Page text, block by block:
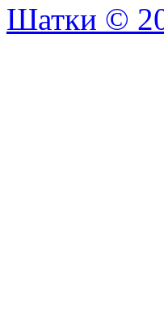
Шатки ©